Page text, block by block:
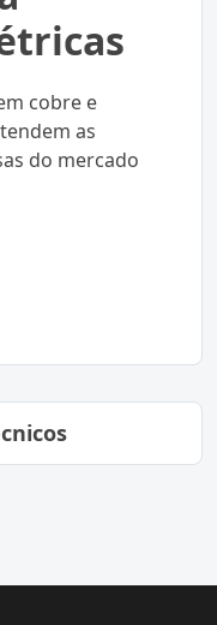
cobre e
as
do mercado